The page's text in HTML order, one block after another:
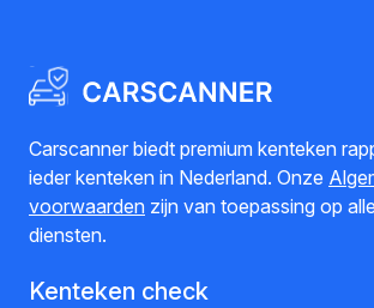
Carscanner biedt premium kenteken
ieder kenteken in Nederland. Onze
voorwaarden zijn van toepassing op
diensten.
Kenteken check